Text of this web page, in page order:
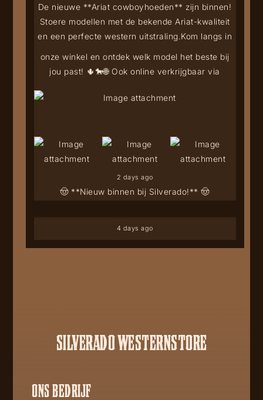
🤠 **Nieuw binnen bij Silverado!** 🤠
De nieuwe **Ariat cowboyhoeden** zijn binnen!
Stoere modellen met de bekende Ariat-kwaliteit
en een perfecte western uitstraling.Kom langs in
onze winkel en ontdek welk model het beste bij
jou past! 🌵🐎🌐 Ook online verkrijgbaar via
2 days ago
4 days ago
SILVERADO WESTERNSTORE
ONS BEDRIJF